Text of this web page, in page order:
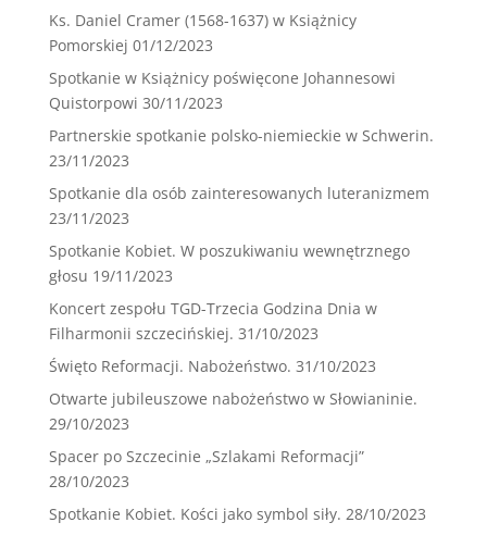
Ks. Daniel Cramer (1568-1637) w Książnicy
Pomorskiej 01/12/2023
Spotkanie w Książnicy poświęcone Johannesowi
Quistorpowi 30/11/2023
Partnerskie spotkanie polsko-niemieckie w Schwerin.
23/11/2023
Spotkanie dla osób zainteresowanych luteranizmem
23/11/2023
Spotkanie Kobiet. W poszukiwaniu wewnętrznego
głosu 19/11/2023
Koncert zespołu TGD-Trzecia Godzina Dnia w
Filharmonii szczecińskiej. 31/10/2023
Święto Reformacji. Nabożeństwo. 31/10/2023
Otwarte jubileuszowe nabożeństwo w Słowianinie.
29/10/2023
Spacer po Szczecinie „Szlakami Reformacji”
28/10/2023
Spotkanie Kobiet. Kości jako symbol siły. 28/10/2023